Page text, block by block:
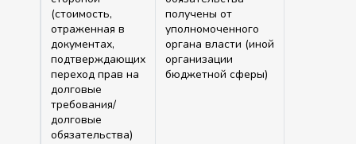
(стоимость,
отраженная в
документах,
подтверждающих
переход прав на
долговые
требования/
долговые
обязательства)
получены от
уполномоченного
органа власти (иной
организации
бюджетной сферы)